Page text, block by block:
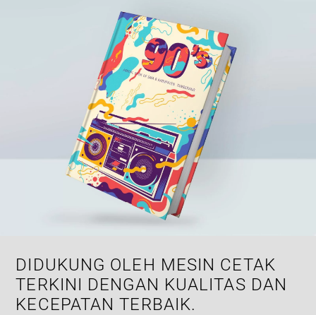
DIDUKUNG OLEH MESIN CETAK
TERKINI DENGAN KUALITAS DAN
KECEPATAN TERBAIK.